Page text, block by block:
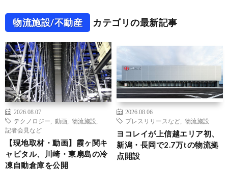
物流施設/不動産 カテゴリの最新記事
2026.08.07
テクノロジー
動画 物流施設
記者会見など
【現地取材・動画】霞ヶ関キ
ャピタル、川崎・東扇島の冷
凍自動倉庫を公開
2026.08.06
プレスリリースなど
物流施設
ヨコレイが上信越エリア初、
新潟・長岡で2.7万tの物流拠
点開設